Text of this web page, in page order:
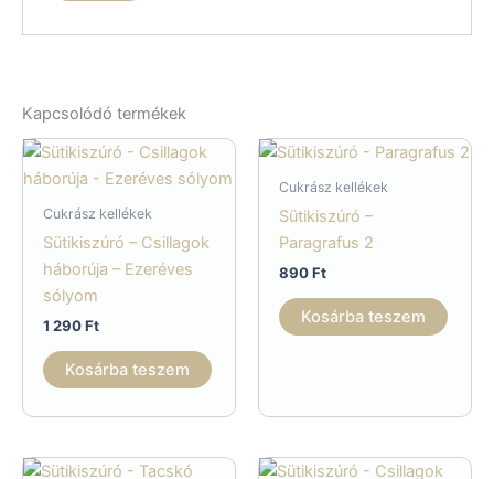
Kapcsolódó termékek
Cukrász kellékek
Sütikiszúró – Csillagok
háborúja – Ezeréves
sólyom
1 290Ft
Kosárba teszem
Cukrász kellékek
Sütikiszúró –
Paragrafus 2
890Ft
Kosárba teszem